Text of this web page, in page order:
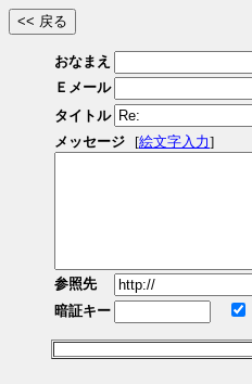
おなまえ
Ｅメール
タイトル
メッセージ
[絵文字入力]
参照先
暗証キー